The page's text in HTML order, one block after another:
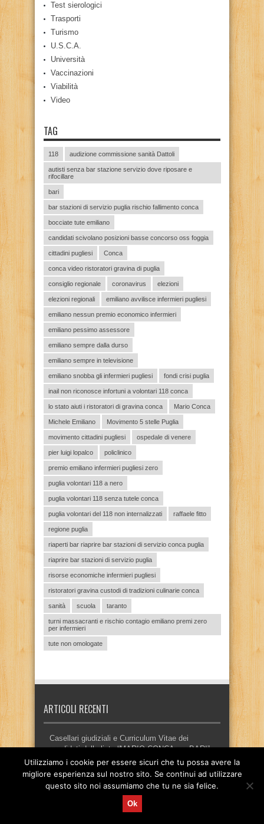
Test sierologici
Trasporti
Turismo
U.S.C.A.
Università
Vaccinazioni
Viabilità
Video
TAG
118 audizione commissione sanità Dattoli
autisti senza bar stazione servizio dove riposare e
rifocillare
bari
bar stazioni di servizio puglia rischio fallimento conca
bocciate tute emiliano
candidati scivolano posizioni basse concorso oss foggia
cittadini pugliesi Conca
conca video ristoratori gravina di puglia
consiglio regionale coronavirus elezioni
elezioni regionali emiliano avvilisce infermieri pugliesi
emiliano nessun premio economico infermieri
emiliano pessimo assessore
emiliano sempre dalla durso
emiliano sempre in televisione
emiliano snobba gli infermieri pugliesi fondi crisi puglia
inail non riconosce infortuni a volontari 118 conca
lo stato aiuti i ristoratori di gravina conca Mario Conca
Michele Emiliano Movimento 5 stelle Puglia
movimento cittadini pugliesi ospedale di venere
pier luigi lopalco policlinico
premio emiliano infermieri pugliesi zero
puglia volontari 118 a nero
puglia volontari 118 senza tutele conca
puglia volontari del 118 non internalizzati raffaele fitto
regione puglia
riaperti bar riaprire bar stazioni di servizio conca puglia
riaprire bar stazioni di servizio puglia
risorse economiche infermieri pugliesi
ristoratori gravina custodi di tradizioni culinarie conca
sanità scuola taranto
turni massacranti e rischio contagio emiliano premi zero
per infermieri
tute non omologate
ARTICOLI RECENTI
Casellari giudiziali e Curriculum Vitae dei
candidati della lista “MARIO CONCA per BARI”
Casellari giudiziali e Curriculum Vitae dei
candidati della lista “Cittadini Gravinesi”
Programma amministrativo – Lista “Cittadini
Utilizziamo i cookie per essere sicuri che tu possa avere la
migliore esperienza sul nostro sito. Se continui ad utilizzare
questo sito noi assumiamo che tu ne sia felice.
Ok